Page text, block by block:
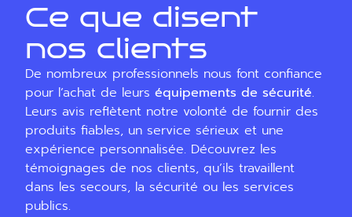
Ce que disent
nos clients
De nombreux professionnels nous font confiance
pour l’achat de leurséquipements de sécurité.
Leurs avis reflètent notre volonté de fournir des
produits fiables, un service sérieux et une
expérience personnalisée. Découvrez les
témoignages de nos clients, qu’ils travaillent
dans les secours, la sécurité ou les services
publics.